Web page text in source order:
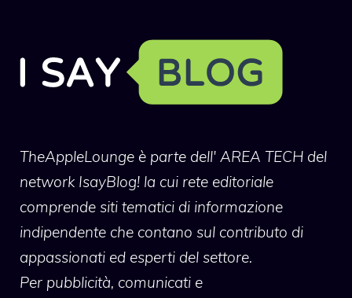
TheAppleLounge è parte dell' AREA TECH del
network IsayBlog! la cui rete editoriale
comprende siti tematici di informazione
indipendente che contano sul contributo di
appassionati ed esperti del settore.
Per pubblicità, comunicati e